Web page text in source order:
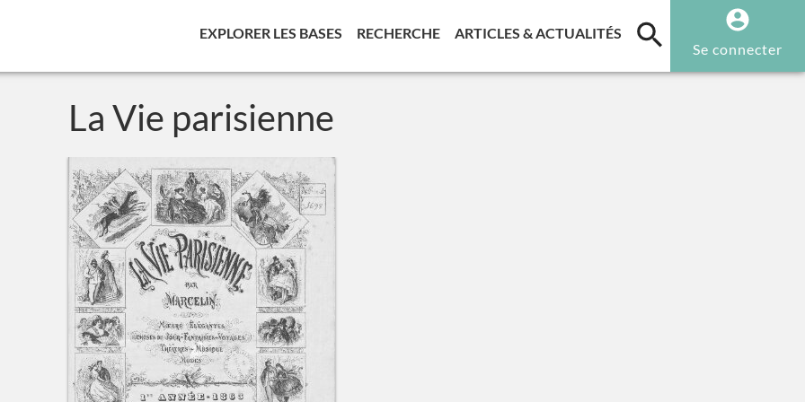
EXPLORER LES BASES (CURRENT)
RECHERCHE(CURRENT)
ARTICLES & ACTUALITÉS (CURRENT)
Se connecter
La Vie parisienne